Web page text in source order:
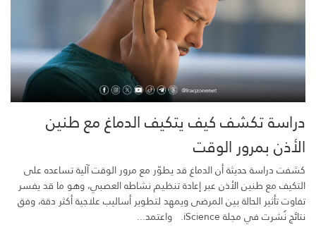
دراسة تكشف كيف يتكيف الدماغ مع طنين
الأذن بمرور الوقت
كشفت دراسة حديثة أن الدماغ قد يطوّر مع مرور الوقت آلية تساعده على
التكيف مع طنين الأذن عبر إعادة تنظيم نشاطه العصبي، وهو ما قد يفسر
تفاوت تأثير الحالة بين المرضى ويمهد لتطوير أساليب علاجية أكثر دقة، وفق
نتائج نُشرت في مجلة iScience. واعتمد...